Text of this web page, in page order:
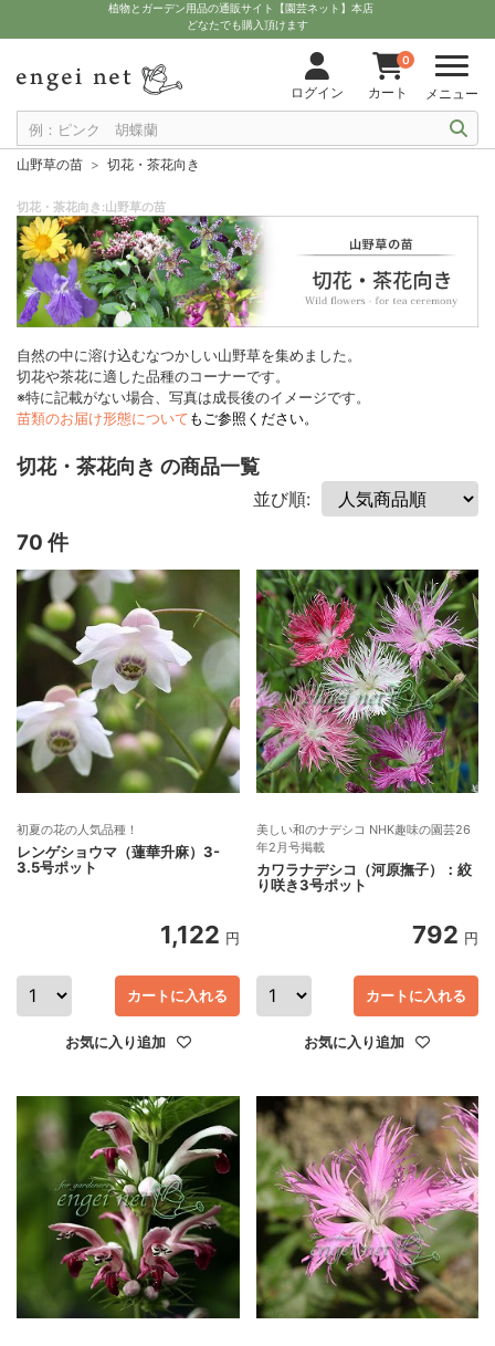
植物とガーデン用品の通販サイト【園芸ネット】本店
どなたでも購入頂けます
ログイン
0
カート メニュー
山野草の苗 切花・茶花向き
切花・茶花向き:山野草の苗
自然の中に溶け込むなつかしい山野草を集めました。
切花や茶花に適した品種のコーナーです。
※特に記載がない場合、写真は成長後のイメージです。
苗類のお届け形態についてもご参照ください。
切花・茶花向き の商品一覧
並び順:
70 件
初夏の花の人気品種！
レンゲショウマ（蓮華升麻）3-
3.5号ポット
1,122 円
カートに入れる
お気に入り追加
美しい和のナデシコ NHK趣味の園芸26
年2月号掲載
カワラナデシコ（河原撫子）：絞
り咲き3号ポット
792 円
カートに入れる
お気に入り追加